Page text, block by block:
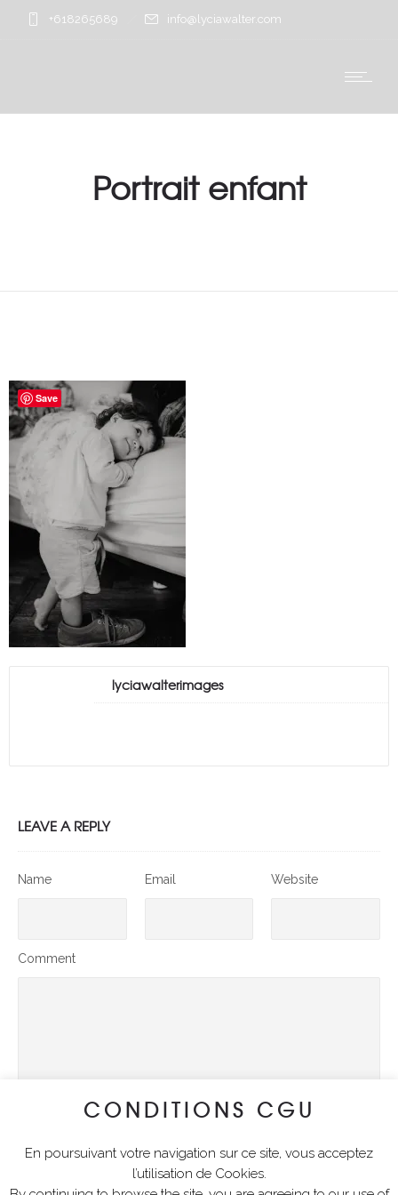
+618265689 info@lyciawalter.com
Portrait enfant
lyciawalterimages
LEAVE A REPLY
Name Email Website
Comment
CONDITIONS CGU
En poursuivant votre navigation sur ce site, vous acceptez
l’utilisation de Cookies.
Save